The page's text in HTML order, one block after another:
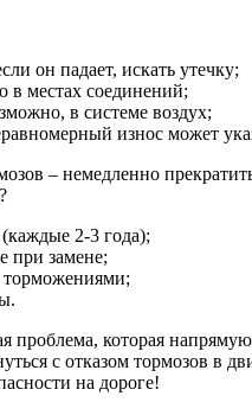
он падает, искать утечку;
в местах соединений;
в системе воздух;
износ может
– немедленно
2-3 года);
при замене;
торможениями;
проблема, которая
с отказом тормозов в
на дороге!